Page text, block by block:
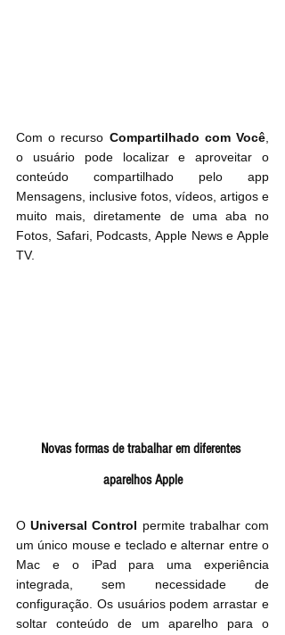
Com o recurso Compartilhado com Você,
o usuário pode localizar e aproveitar o
conteúdo compartilhado pelo app
Mensagens, inclusive fotos, vídeos, artigos e
muito mais, diretamente de uma aba no
Fotos, Safari, Podcasts, Apple News e Apple
TV.
Novas formas de trabalhar em diferentes
aparelhos Apple
O Universal Control permite trabalhar com
um único mouse e teclado e alternar entre o
Mac e o iPad para uma experiência
integrada, sem necessidade de
configuração. Os usuários podem arrastar e
soltar conteúdo de um aparelho para o